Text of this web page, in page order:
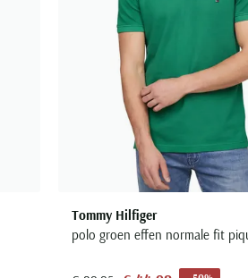
Tommy Hilfiger
polo groen effen normale fit